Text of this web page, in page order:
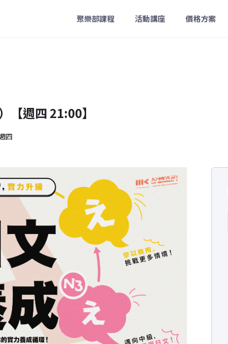
聚樂部課程 活動講座 價格方案
【週四 21:00】
四